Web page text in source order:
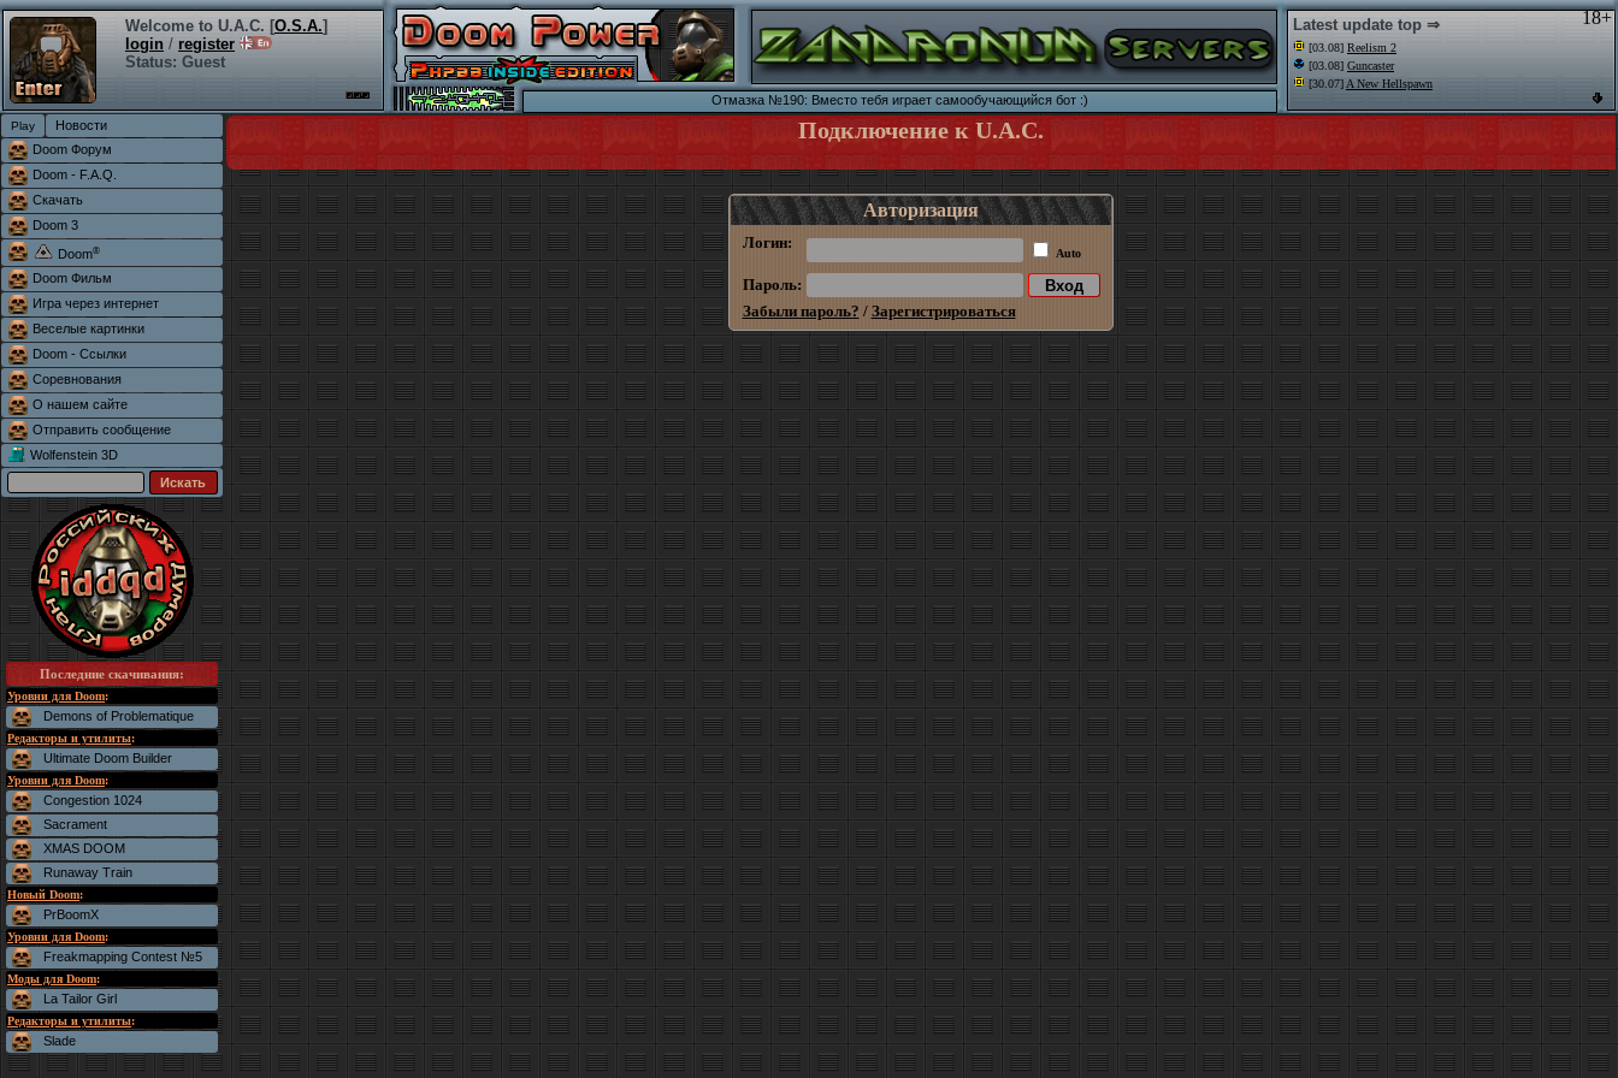
18+
Welcome to U.A.C. [O.S.A.]
login / register
Status: Guest
Latest update top ⇒
[03.08] Reelism 2
[03.08] Guncaster
[30.07] A New Hellspawn
Отмазка №190: Вместо тебя играет самообучающийся бот :)
Новости
Doom Форум
Doom - F.A.Q.
Скачать
Doom 3
Doom®
Doom Фильм
Игра через интернет
Веселые картинки
Doom - Ссылки
Соревнования
О нашем сайте
Отправить сообщение
Wolfenstein 3D
Последние скачивания:
Уровни для Doom:
Demons of Problematique
Редакторы и утилиты:
Ultimate Doom Builder
Уровни для Doom:
Congestion 1024
Sacrament
XMAS DOOM
Runaway Train
Новый Doom:
PrBoomX
Уровни для Doom:
Freakmapping Contest №5
Моды для Doom:
La Tailor Girl
Редакторы и утилиты:
Slade
Подключение к U.A.C.
Авторизация
Логин:
Auto
Пароль:
Забыли пароль? / Зарегистрироваться